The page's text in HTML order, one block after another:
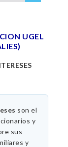
UGEL
son el
y
sus
y